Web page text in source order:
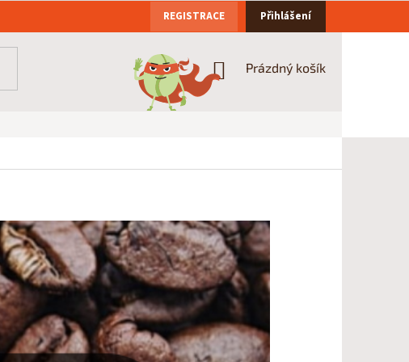
REGISTRACE Přihlášení
NÁKUPNÍ
Prázdný košík